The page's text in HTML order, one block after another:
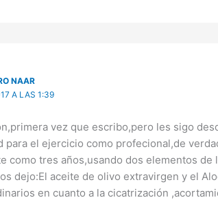
NAAR
A LAS 1:39
vez que escribo,pero les sigo
para el ejercicio como profecional,de
como tres años,usando dos elementos de
dejo:El aceite de olivo extravirgen y el
en cuanto a la cicatrización